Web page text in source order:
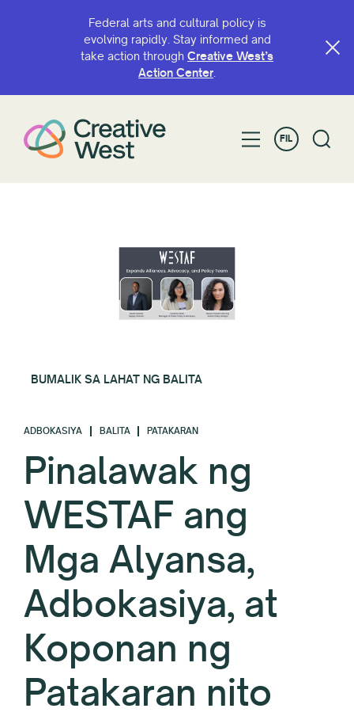
Federal arts and cultural policy is
evolving rapidly. Stay informed and
take action through Creative West’s
Action Center.
FIL
BUMALIK SA LAHAT NG BALITA
ADBOKASIYA BALITA PATAKARAN
Pinalawak ng
WESTAF ang
Mga Alyansa,
Adbokasiya, at
Koponan ng
Patakaran nito